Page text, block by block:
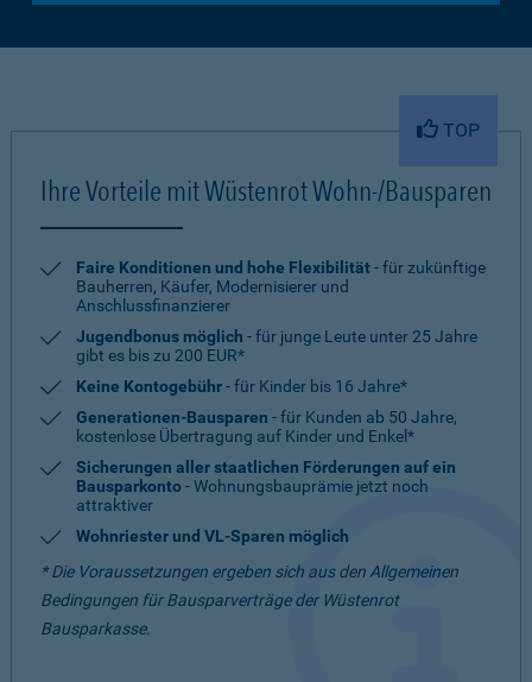
TOP
Ihre Vorteile mit Wüstenrot Wohn-/Bausparen
Faire Konditionen und hohe Flexibilität- für zukünftige
Bauherren, Käufer, Modernisierer und
Anschlussfinanzierer
Jugendbonus möglich - für junge Leute unter 25 Jahre
gibt es bis zu 200 EUR*
Keine Kontogebühr- für Kinder bis 16 Jahre*
Generationen-Bausparen - für Kunden ab 50 Jahre,
kostenlose Übertragung auf Kinder und Enkel*
Sicherungen aller staatlichen Förderungen auf ein
Bausparkonto- Wohnungsbauprämie jetzt noch
attraktiver
Wohnriester und VL-Sparen möglich
* Die Voraussetzungen ergeben sich aus den Allgemeinen
Bedingungen für Bausparverträge der Wüstenrot
Bausparkasse.